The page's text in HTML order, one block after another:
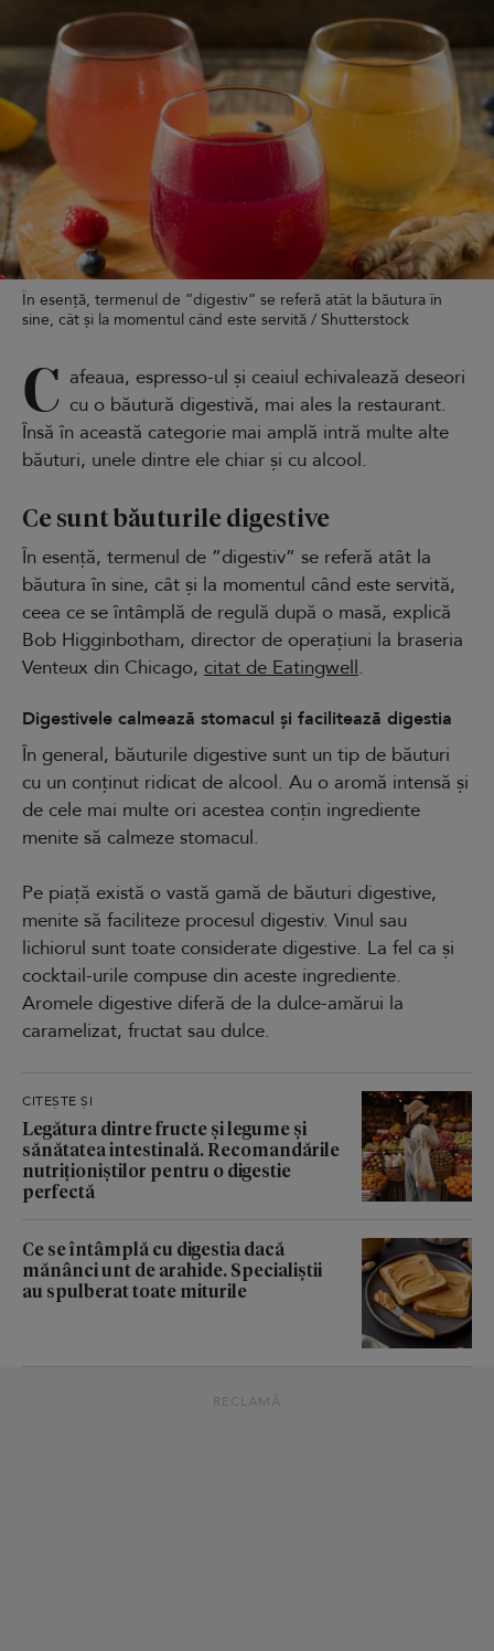
În esență, termenul de ”digestiv” se referă atât la băutura în
sine, cât și la momentul când este servită / Shutterstock
C afeaua, espresso-ul și ceaiul echivalează deseori
cu o băutură digestivă, mai ales la restaurant.
Însă în această categorie mai amplă intră multe alte
băuturi, unele dintre ele chiar și cu alcool.
Ce sunt băuturile digestive
În esență, termenul de ”digestiv” se referă atât la
băutura în sine, cât și la momentul când este servită,
ceea ce se întâmplă de regulă după o masă, explică
Bob Higginbotham, director de operațiuni la braseria
Venteux din Chicago, citat de Eatingwell.
Digestivele calmează stomacul și facilitează digestia
În general, băuturile digestive sunt un tip de băuturi
cu un conținut ridicat de alcool. Au o aromă intensă și
de cele mai multe ori acestea conțin ingrediente
menite să calmeze stomacul.
Pe piață există o vastă gamă de băuturi digestive,
menite să faciliteze procesul digestiv. Vinul sau
lichiorul sunt toate considerate digestive. La fel ca și
cocktail-urile compuse din aceste ingrediente.
Aromele digestive diferă de la dulce-amărui la
caramelizat, fructat sau dulce.
CITEȘTE ȘI
Legătura dintre fructe și legume și
sănătatea intestinală. Recomandările
nutriționiștilor pentru o digestie
perfectă
Ce se întâmplă cu digestia dacă
mănânci unt de arahide. Specialiștii
au spulberat toate miturile
RECLAMĂ